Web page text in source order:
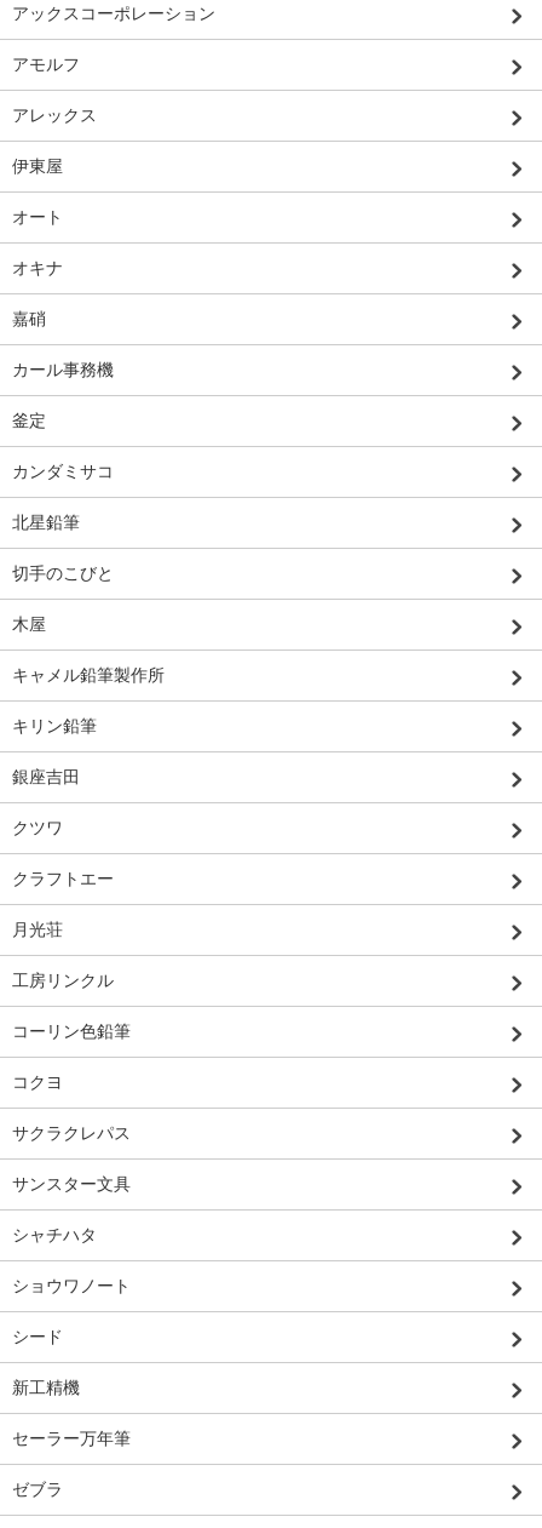
アックスコーポレーション
アモルフ
アレックス
伊東屋
オート
オキナ
嘉硝
カール事務機
釜定
カンダミサコ
北星鉛筆
切手のこびと
木屋
キャメル鉛筆製作所
キリン鉛筆
銀座吉田
クツワ
クラフトエー
月光荘
工房リンクル
コーリン色鉛筆
コクヨ
サクラクレパス
サンスター文具
シャチハタ
ショウワノート
シード
新工精機
セーラー万年筆
ゼブラ